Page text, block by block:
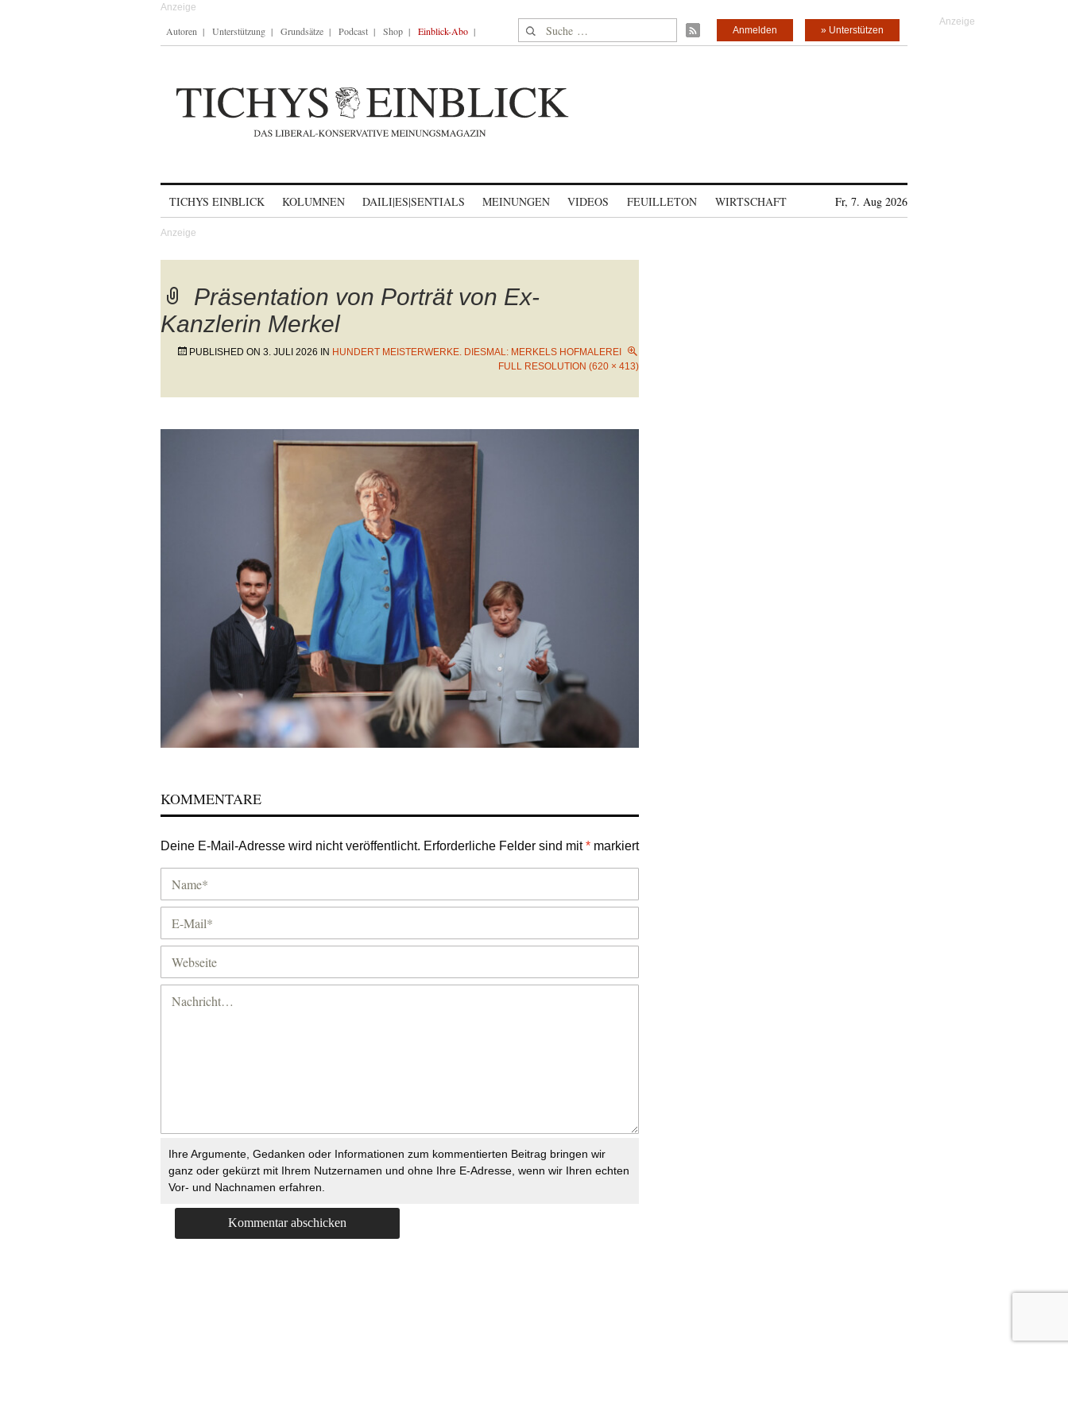
Autoren Unterstützung Grundsätze Podcast Shop Einblick-Abo Suche nach: » Unterstützen
Anmelden
TICHYS EINBLICK KOLUMNEN DAILI|ES|SENTIALS MEINUNGEN VIDEOS FEUILLETON WIRTSCHAFT Fr, 7. Aug 2026
Präsentation von Porträt von Ex-
Kanzlerin Merkel
PUBLISHED ON 3. JULI 2026 IN HUNDERT MEISTERWERKE. DIESMAL: MERKELS HOFMALEREI
FULL RESOLUTION (620 × 413)
KOMMENTARE
Deine E-Mail-Adresse wird nicht veröffentlicht. Erforderliche Felder sind mit* markiert
Ihre Argumente, Gedanken oder Informationen zum kommentierten Beitrag bringen wir
ganz oder gekürzt mit Ihrem Nutzernamen und ohne Ihre E-Adresse, wenn wir Ihren echten
Vor- und Nachnamen erfahren.